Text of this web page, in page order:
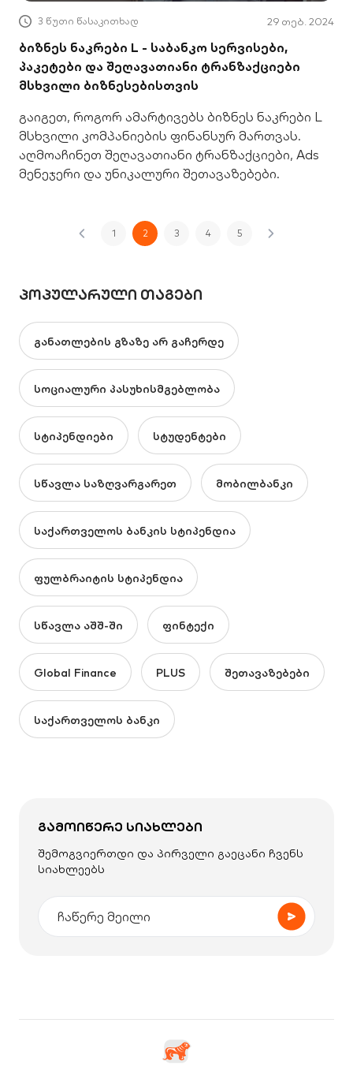
3 წუთი წასაკითხად 29 თებ. 2024
ბიზნეს ნაკრები L - საბანკო სერვისები,
პაკეტები და შეღავათიანი ტრანზაქციები
მსხვილი ბიზნესებისთვის
გაიგეთ, როგორ ამარტივებს ბიზნეს ნაკრები L
მსხვილი კომპანიების ფინანსურ მართვას.
აღმოაჩინეთ შეღავათიანი ტრანზაქციები, Ads
მენეჯერი და უნიკალური შეთავაზებები.
1 2 3 4 5
ᲞᲝᲞᲣᲚᲐᲠᲣᲚᲘ ᲗᲐᲒᲔᲑᲘ
განათლების გზაზე არ გაჩერდე
სოციალური პასუხისმგებლობა
სტიპენდიები სტუდენტები
სწავლა საზღვარგარეთ მობილბანკი
საქართველოს ბანკის სტიპენდია
ფულბრაიტის სტიპენდია
სწავლა აშშ-ში ფინტექი
Global Finance PLUS შეთავაზებები
საქართველოს ბანკი
ᲒᲐᲛᲝᲘᲬᲔᲠᲔ ᲡᲘᲐᲮᲚᲔᲑᲘ
შემოგვიერთდი და პირველი გაეცანი ჩვენს
სიახლეებს